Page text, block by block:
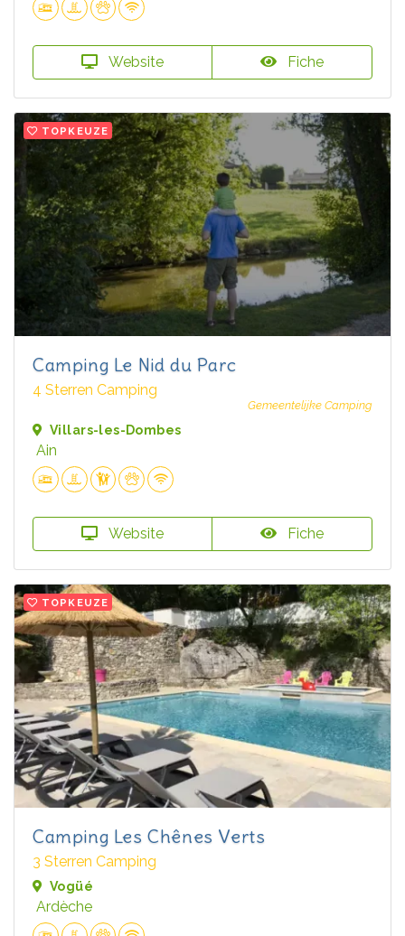
Website Fiche
TOPKEUZE
Camping Le Nid du Parc
4 Sterren Camping
Gemeentelijke Camping
Villars-les-Dombes
Ain
Website Fiche
TOPKEUZE
Camping Les Chênes Verts
3 Sterren Camping
Vogüé
Ardèche